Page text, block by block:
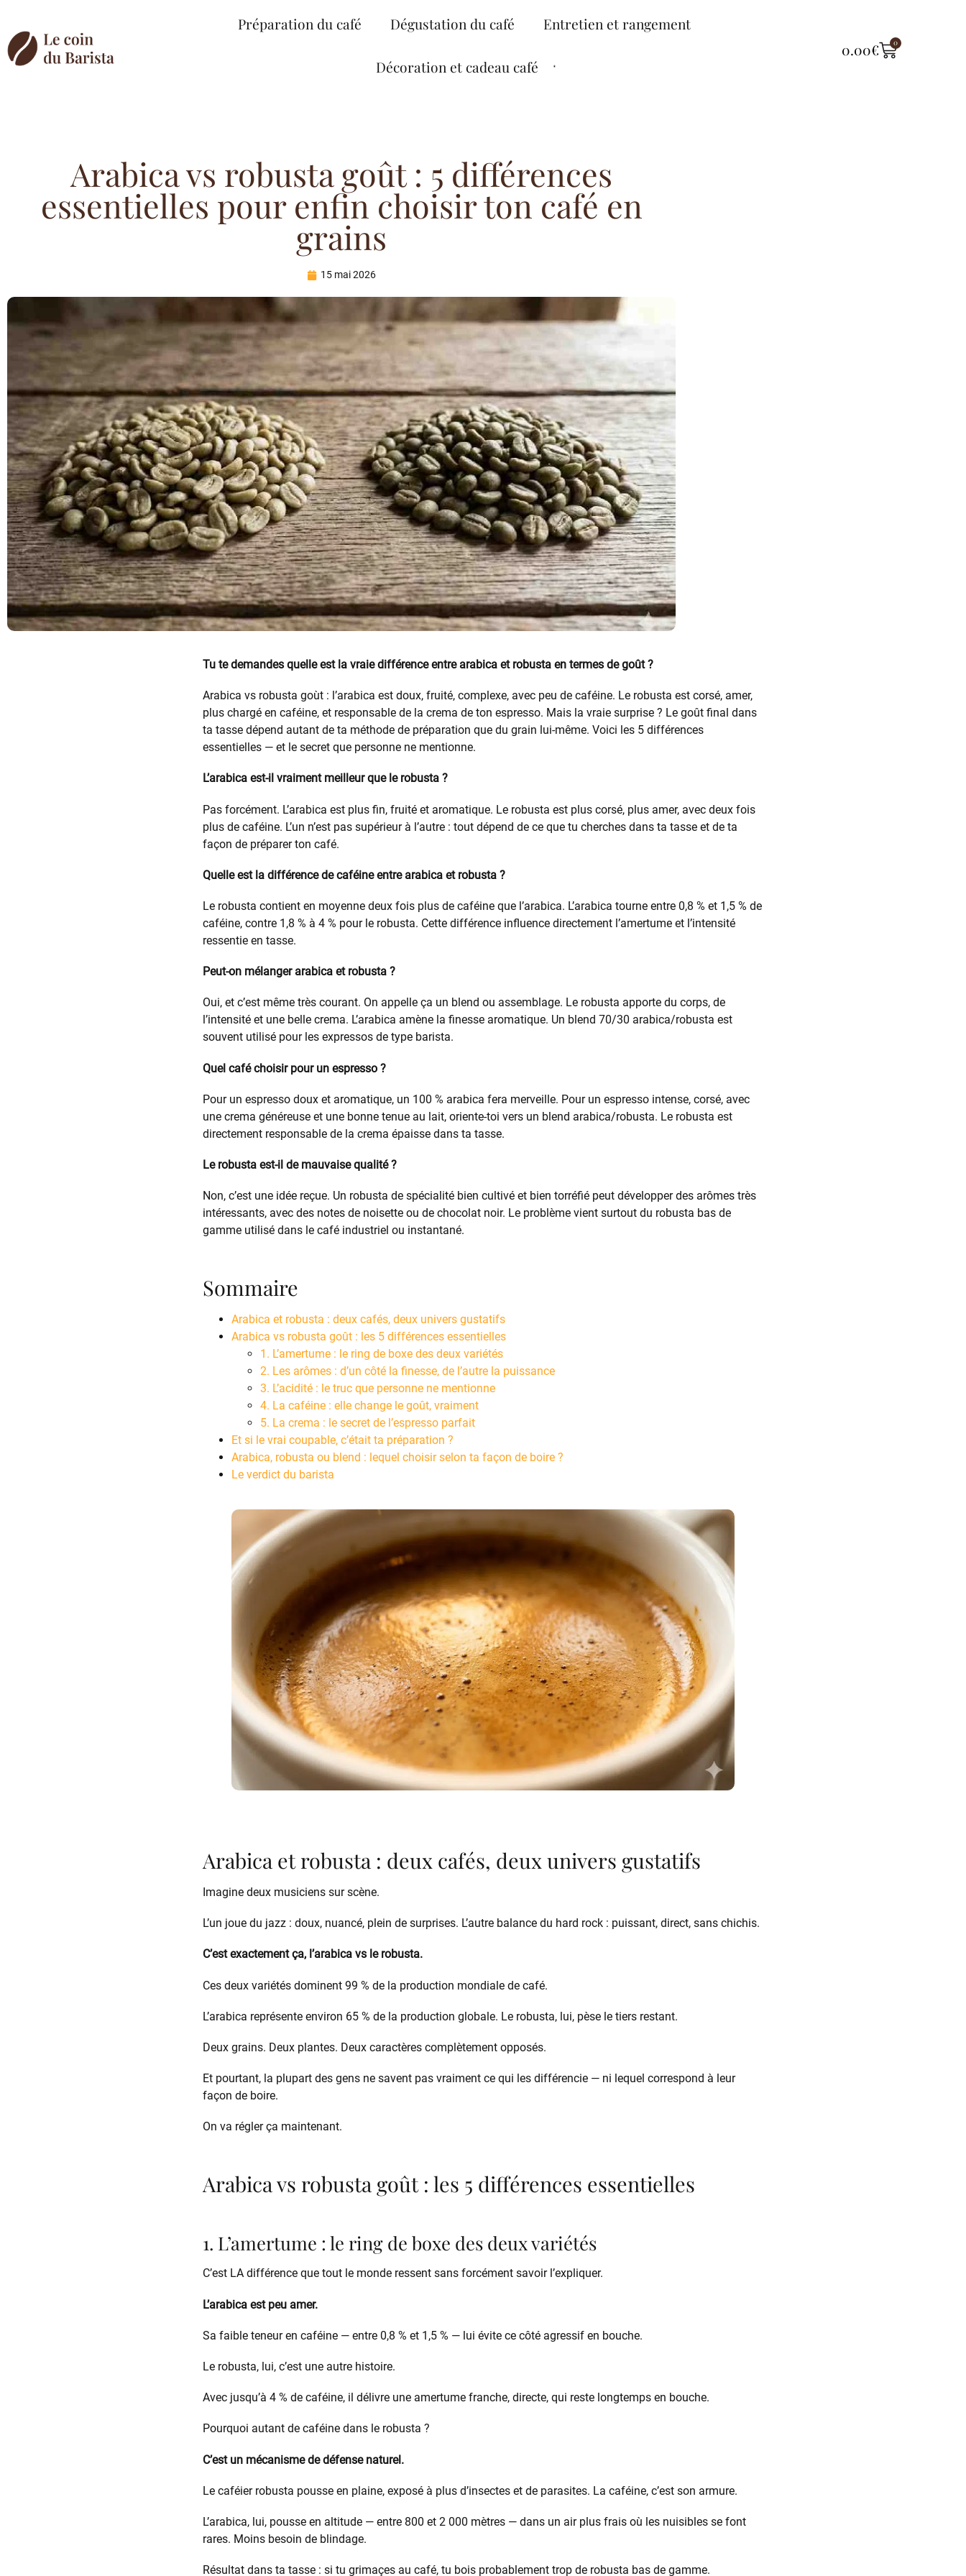
Préparation du café Dégustation du café Entretien et rangement
Décoration et cadeau café
0.00€ 0
Arabica vs robusta goût : 5 différences
essentielles pour enfin choisir ton café en
grains
15 mai 2026
Tu te demandes quelle est la vraie différence entre arabica et robusta en termes de goût ?
Arabica vs robusta goùt : l’arabica est doux, fruité, complexe, avec peu de caféine. Le robusta est corsé, amer,
plus chargé en caféine, et responsable de la crema de ton espresso. Mais la vraie surprise ? Le goût final dans
ta tasse dépend autant de ta méthode de préparation que du grain lui-même. Voici les 5 différences
essentielles — et le secret que personne ne mentionne.
L’arabica est-il vraiment meilleur que le robusta ?
Pas forcément. L’arabica est plus fin, fruité et aromatique. Le robusta est plus corsé, plus amer, avec deux fois
plus de caféine. L’un n’est pas supérieur à l’autre : tout dépend de ce que tu cherches dans ta tasse et de ta
façon de préparer ton café.
Quelle est la différence de caféine entre arabica et robusta ?
Le robusta contient en moyenne deux fois plus de caféine que l’arabica. L’arabica tourne entre 0,8 % et 1,5 % de
caféine, contre 1,8 % à 4 % pour le robusta. Cette différence influence directement l’amertume et l’intensité
ressentie en tasse.
Peut-on mélanger arabica et robusta ?
Oui, et c’est même très courant. On appelle ça un blend ou assemblage. Le robusta apporte du corps, de
l’intensité et une belle crema. L’arabica amène la finesse aromatique. Un blend 70/30 arabica/robusta est
souvent utilisé pour les expressos de type barista.
Quel café choisir pour un espresso ?
Pour un espresso doux et aromatique, un 100 % arabica fera merveille. Pour un espresso intense, corsé, avec
une crema généreuse et une bonne tenue au lait, oriente-toi vers un blend arabica/robusta. Le robusta est
directement responsable de la crema épaisse dans ta tasse.
Le robusta est-il de mauvaise qualité ?
Non, c’est une idée reçue. Un robusta de spécialité bien cultivé et bien torréfié peut développer des arômes très
intéressants, avec des notes de noisette ou de chocolat noir. Le problème vient surtout du robusta bas de
gamme utilisé dans le café industriel ou instantané.
Sommaire
Arabica et robusta : deux cafés, deux univers gustatifs
Arabica vs robusta goût : les 5 différences essentielles
1. L’amertume : le ring de boxe des deux variétés
2. Les arômes : d’un côté la finesse, de l’autre la puissance
3. L’acidité : le truc que personne ne mentionne
4. La caféine : elle change le goût, vraiment
5. La crema : le secret de l’espresso parfait
Et si le vrai coupable, c’était ta préparation ?
Arabica, robusta ou blend : lequel choisir selon ta façon de boire ?
Le verdict du barista
Arabica et robusta : deux cafés, deux univers gustatifs
Imagine deux musiciens sur scène.
L’un joue du jazz : doux, nuancé, plein de surprises. L’autre balance du hard rock : puissant, direct, sans chichis.
C’est exactement ça, l’arabica vs le robusta.
Ces deux variétés dominent 99 % de la production mondiale de café.
L’arabica représente environ 65 % de la production globale. Le robusta, lui, pèse le tiers restant.
Deux grains. Deux plantes. Deux caractères complètement opposés.
Et pourtant, la plupart des gens ne savent pas vraiment ce qui les différencie — ni lequel correspond à leur
façon de boire.
On va régler ça maintenant.
Arabica vs robusta goût : les 5 différences essentielles
1. L’amertume : le ring de boxe des deux variétés
C’est LA différence que tout le monde ressent sans forcément savoir l’expliquer.
L’arabica est peu amer.
Sa faible teneur en caféine — entre 0,8 % et 1,5 % — lui évite ce côté agressif en bouche.
Le robusta, lui, c’est une autre histoire.
Avec jusqu’à 4 % de caféine, il délivre une amertume franche, directe, qui reste longtemps en bouche.
Pourquoi autant de caféine dans le robusta ?
C’est un mécanisme de défense naturel.
Le caféier robusta pousse en plaine, exposé à plus d’insectes et de parasites. La caféine, c’est son armure.
L’arabica, lui, pousse en altitude — entre 800 et 2 000 mètres — dans un air plus frais où les nuisibles se font
rares. Moins besoin de blindage.
Résultat dans ta tasse : si tu grimaçes au café, tu bois probablement trop de robusta bas de gamme.